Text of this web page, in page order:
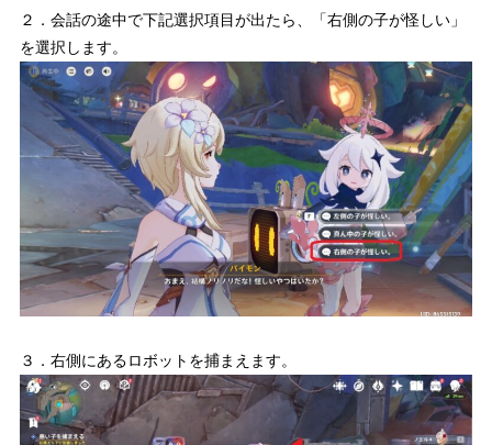
２．会話の途中で下記選択項目が出たら、「右側の子が怪しい」
を選択します。
３．右側にあるロボットを捕まえます。